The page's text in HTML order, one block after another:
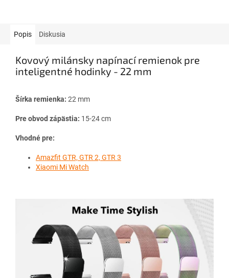
Popis Diskusia
Kovový milánsky napínací remienok pre
inteligentné hodinky - 22 mm
Šírka remienka: 22 mm
Pre obvod zápästia: 15-24 cm
Vhodné pre:
Amazfit GTR, GTR 2, GTR 3
Xiaomi Mi Watch